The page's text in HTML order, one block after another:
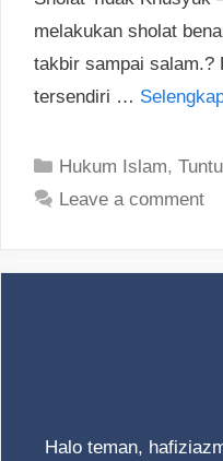
melakukan sholat
takbir sampai salam.?
tersendiri …
Categories
Hukum Islam,
Leave a comment
Halo teman,